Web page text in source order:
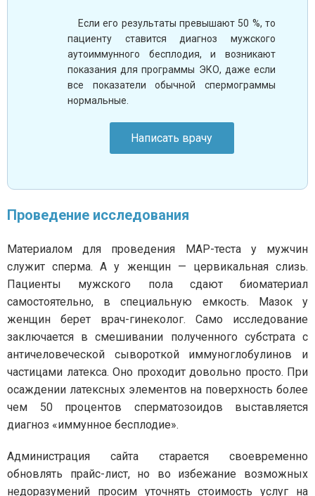
Если его результаты превышают 50 %, то
пациенту ставится диагноз мужского
аутоиммунного бесплодия, и возникают
показания для программы ЭКО, даже если
все показатели обычной спермограммы
нормальные.
Написать врачу
Проведение исследования
Материалом для проведения МАР-теста у мужчин
служит сперма. А у женщин — цервикальная слизь.
Пациенты мужского пола сдают биоматериал
самостоятельно, в специальную емкость. Мазок у
женщин берет врач-гинеколог. Само исследование
заключается в смешивании полученного субстрата с
античеловеческой сывороткой иммуноглобулинов и
частицами латекса. Оно проходит довольно просто. При
осаждении латексных элементов на поверхность более
чем 50 процентов сперматозоидов выставляется
диагноз «иммунное бесплодие».
Администрация сайта старается своевременно
обновлять прайс-лист, но во избежание возможных
недоразумений просим уточнять стоимость услуг на